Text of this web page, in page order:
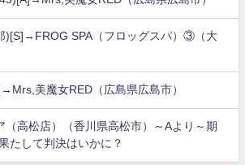
)[S]→FROG SPA（フロッグスパ）③（大
美魔女RED（広島県広島市）
高松店）（香川県高松市）～Aより～期
たして判決はいかに？